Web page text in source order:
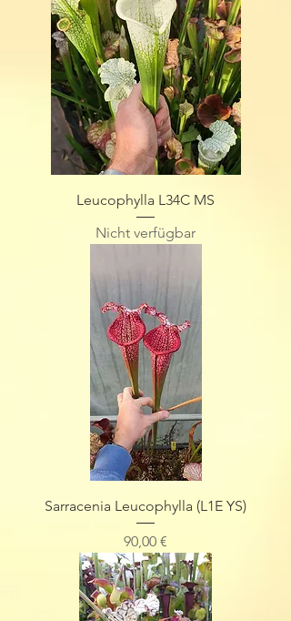
Leucophylla L34C MS
Nicht verfügbar
Sarracenia Leucophylla (L1E YS)
Preis
90,00 €